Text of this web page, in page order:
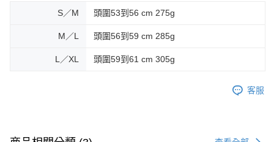
S／M 頭圍53到56 cm 275g
M／L 頭圍56到59 cm 285g
L／XL 頭圍59到61 cm 305g
客服